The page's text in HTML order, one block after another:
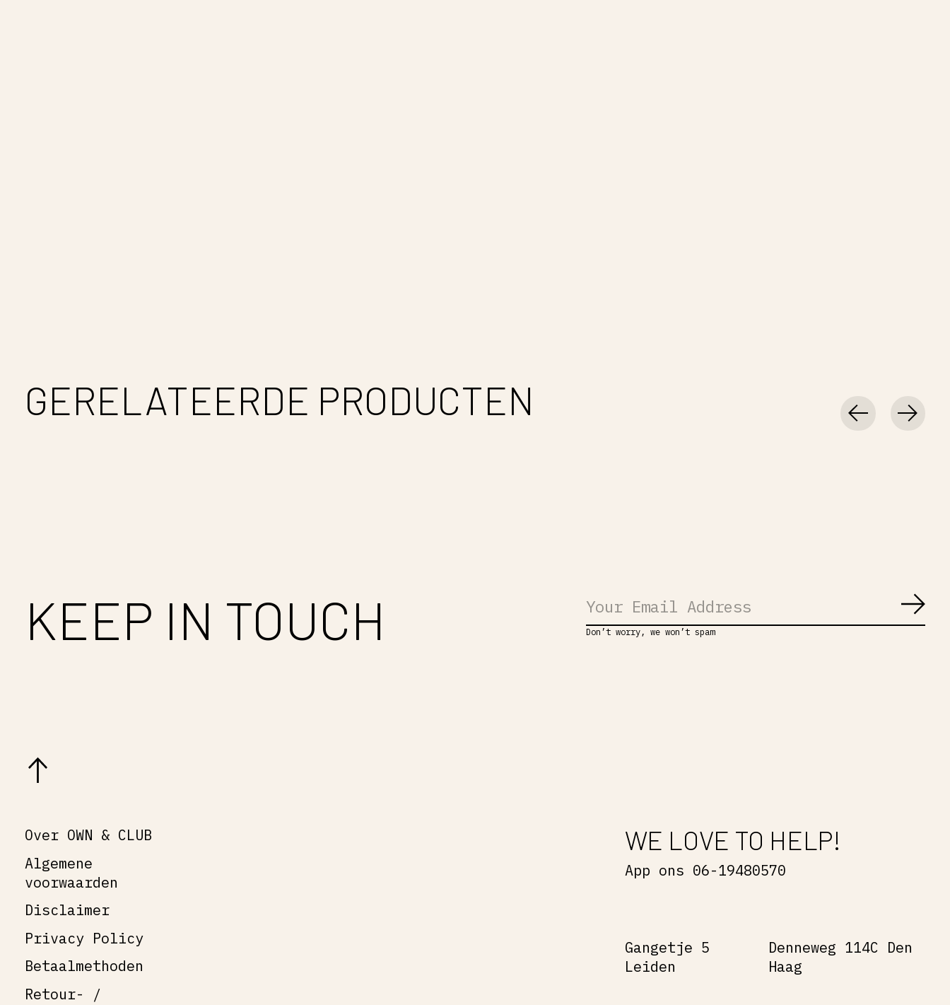
GERELATEERDE PRODUCTEN
KEEP IN TOUCH Don’t worry, we won’t spam
Over OWN & CLUB
Algemene
voorwaarden
Disclaimer
Privacy Policy
Betaalmethoden
Retour- /
WE LOVE TO HELP!
App ons 06-19480570
Gangetje 5
Leiden
Denneweg 114C Den
Haag